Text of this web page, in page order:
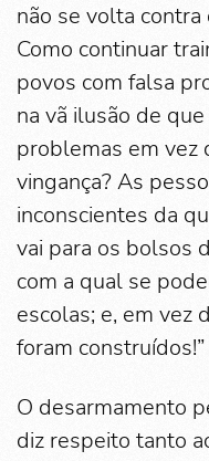
não se volta contra
Como continuar
povos com falsa
na vã ilusão de
problemas em vez
vingança? As
inconscientes da
vai para os bolsos
com a qual se
escolas; e, em vez
foram construídos!”
O desarmamento
diz respeito tanto